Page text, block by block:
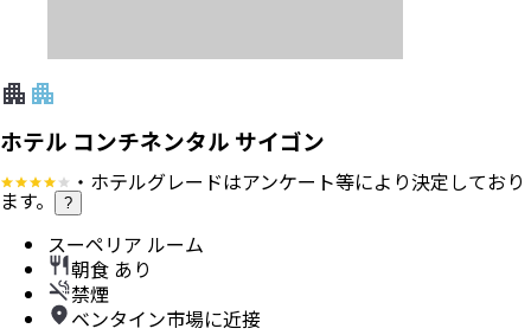
ホテル コンチネンタル サイゴン
・ホテルグレードはアンケート等により決定しており
ます。 ?
スーペリア ルーム
朝食 あり
禁煙
ベンタイン市場に近接